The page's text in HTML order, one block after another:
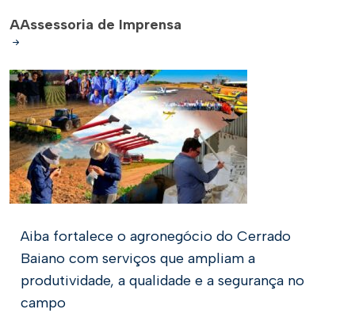
AAssessoria de Imprensa
Aiba fortalece o agronegócio do Cerrado
Baiano com serviços que ampliam a
produtividade, a qualidade e a segurança no
campo